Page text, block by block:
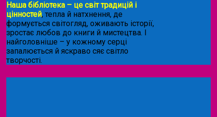
Наша бібліотека – це світ традицій і
цінностей, тепла й натхнення, де
формується світогляд, оживають історії,
зростає любов до книги й мистецтва. І
найголовніше – у кожному серці
запалюється й яскраво сяє світло
творчості.